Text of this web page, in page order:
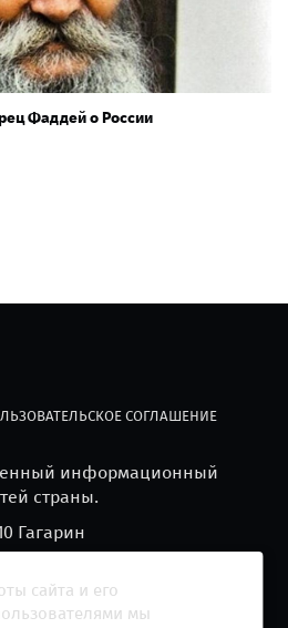
Фаддей о России
СОГЛАШЕНИЕ
информационный
страны.
Гагарин
news» (18+)
сайта и его
мы